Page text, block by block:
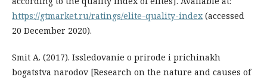
https://gtmarket.ru/ratings/elite-quality-index (accessed
20 December 2020).
Smit A. (2017). Issledovanie o prirode i prichinakh
bogatstva narodov [Research on the nature and causes of